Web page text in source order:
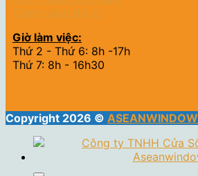
Giờ làm việc:
Thứ 2 - Thứ 6: 8h -17h
Thứ 7: 8h - 16h30
Copyright 2026 © ASEANWINDOW